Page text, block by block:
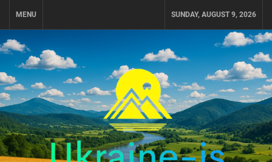
MENU SUNDAY, AUGUST 9, 2026